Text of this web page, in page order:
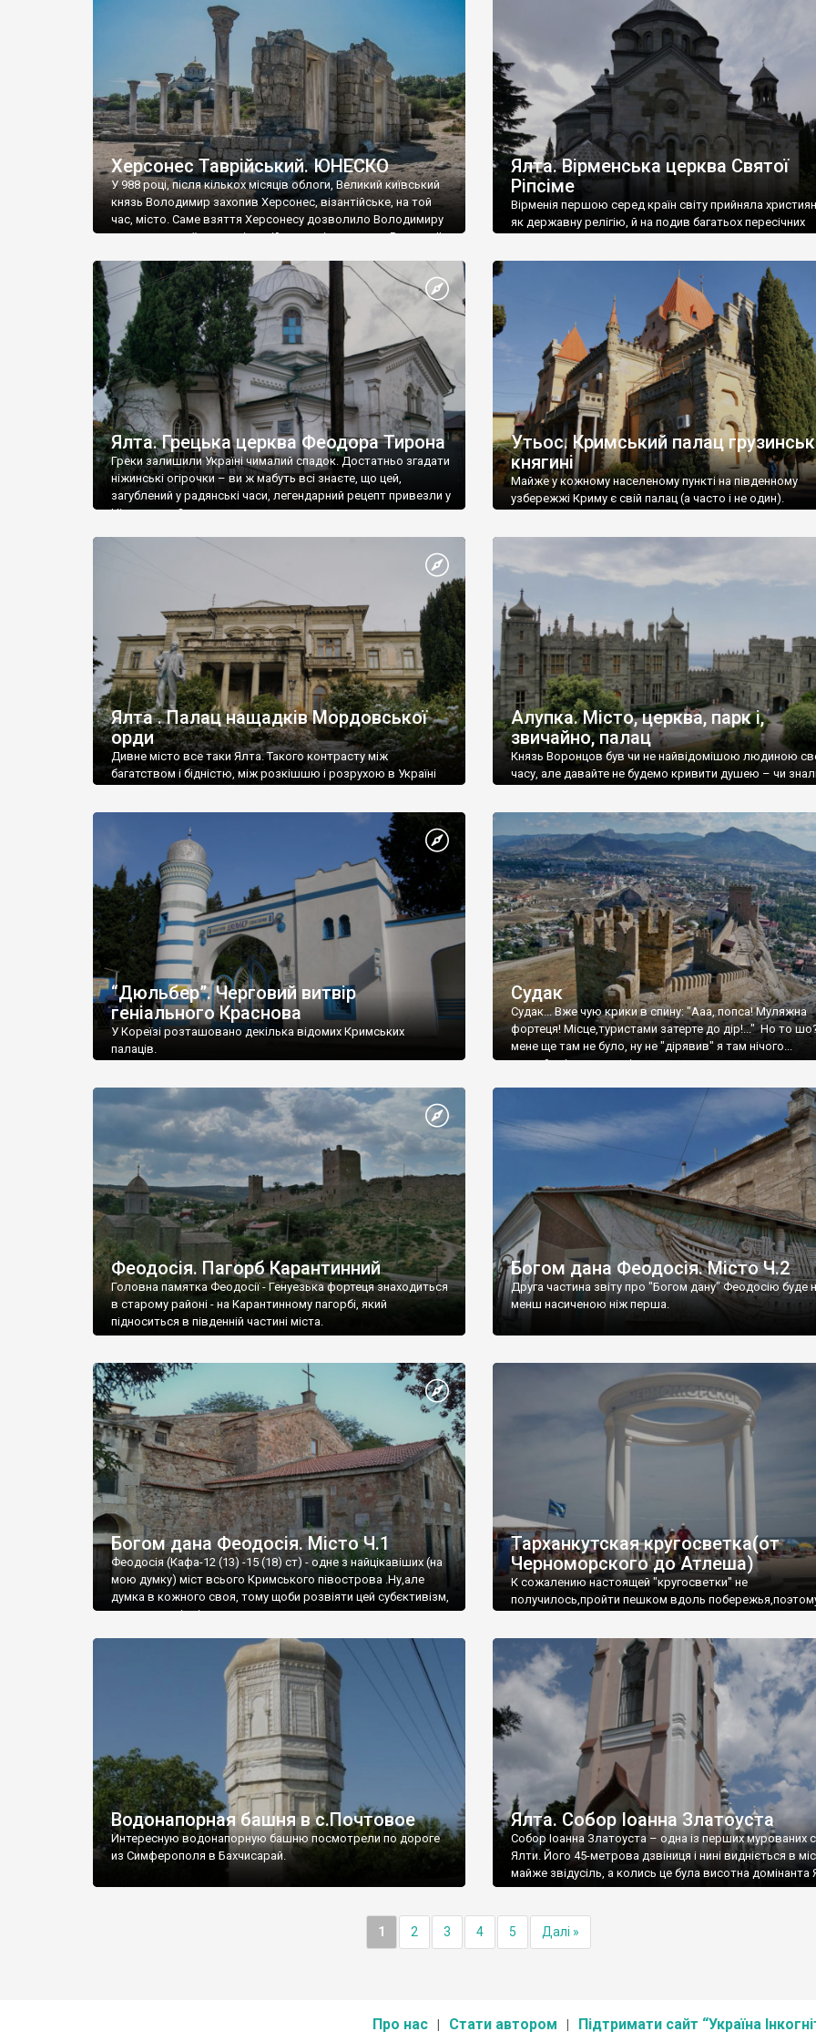
візантійської доби. Раритети викрадені з фондів об’єкту
культурної спадщини ЮНЕСКО «Херсонеса Таврійського».
Офіційно – на виставку «Золото Візантії», але експерти та
влада в Україні вважають це лише […]
називаються «повстяками» (postaki)…” “Вино. Крим
виробляє відмінне вино і його вдосталь: воно все
легке біле і дуже […]
Херсонес Таврійський. ЮНЕСКО
У 988 році, після кількох місяців облоги, Великий київський
князь Володимир захопив Херсонес, візантійське, на той
час, місто. Саме взяття Херсонесу дозволило Володимиру
диктувати свої умови візантійському імператору Василю ІІ,
Херсонесі Володимир-язичник, став Василем-
християнином. А потім було Хрещення Русі. На честь
Херсонесу Таврійського названо місто […]
Ялта. Вірменська церква Святої
Ріпсіме
Вірменія першою серед країн світу прийняла
як державну релігію, й на подив багатьох пересічних
Ялта. Грецька церква Феодора Тирона
Греки залишили Україні чималий спадок. Достатньо згадати
ніжинські огірочки – ви ж мабуть всі знаєте, що цей,
загублений у радянські часи, легендарний рецепт привезли у
Ніжин греки?
Утьос. Кримський палац
княгині
Майже у кожному населеному пункті на південному
узбережжі Криму є свій палац (а часто і не один).
Ялта . Палац нащадків Мордовської
орди
Дивне місто все таки Ялта. Такого контрасту між
багатством і бідністю, між розкішшю і розрухою в Україні
Алупка. Місто, церква, парк і,
звичайно, палац
Князь Воронцов був чи не найвідомішою людиною
часу, але давайте не будемо кривити душею – чи
“Дюльбер”. Черговий витвір
геніального Краснова
У Кореїзі розташовано декілька відомих Кримських
палаців.
Судак
Судак... Вже чую крики в спину: "Ааа, попса! Муляжна
фортеця! Місце,туристами затерте до дір!..." Но то
мене ще там не було, ну не "дірявив" я там нічого...
принаймні до цього літа.
Феодосія. Пагорб Карантинний
Головна памятка Феодосії - Генуезька фортеця знаходиться
в старому районі - на Карантинному пагорбі, який
підноситься в південній частині міста.
Богом дана Феодосія. Місто Ч.2
Друга частина звіту про "Богом дану" Феодосію буде
менш насиченою ніж перша.
Богом дана Феодосія. Місто Ч.1
Феодосія (Кафа-12 (13) -15 (18) ст) - одне з найцікавіших (на
мою думку) міст всього Кримського півострова .Ну,але
думка в кожного своя, тому щоби розвіяти цей субєктивізм,
запрошую відвідати це
Тарханкутская кругосветка(от
Черноморского до Атлеша)
К сожалению настоящей "кругосветки" не
получилось,пройти пешком вдоль
Водонапорная башня в с.Почтовое
Интересную водонапорную башню посмотрели по дороге
из Симферополя в Бахчисарай.
Ялта. Собор Іоанна Златоуста
Собор Іоанна Златоуста – одна із перших мурованих
Ялти. Його 45-метрова дзвіниця і нині видніється в
майже звідусіль, а колись це була висотна домінанта
1 2 3 4 5 Далі »
Про нас Стати автором Підтримати сайт “Україна